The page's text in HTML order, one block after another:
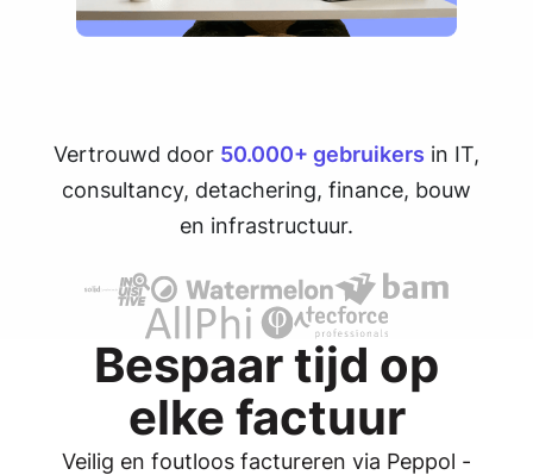
Vertrouwd door 50.000+ gebruikers in IT,
consultancy, detachering, finance, bouw
en infrastructuur.
Bespaar tijd op
elke factuur
Veilig en foutloos factureren via Peppol -